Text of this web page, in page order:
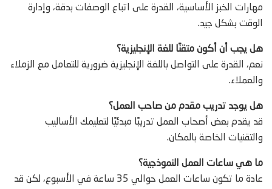
مهارات الخبز الأساسية، القدرة على اتباع الوصفات بدقة، وإدارة
الوقت بشكل جيد.
هل يجب أن أكون متقنًا للغة الإنجليزية؟
نعم، القدرة على التواصل باللغة الإنجليزية ضرورية للتعامل مع الزملاء
والعملاء.
هل يوجد تدريب مقدم من صاحب العمل؟
قد يقدم بعض أصحاب العمل تدريبًا مبدئيًا لتعليمك الأساليب
والتقنيات الخاصة بالمكان.
ما هي ساعات العمل النموذجية؟
عادة ما تكون ساعات العمل حوالي 35 ساعة في الأسبوع، لكن قد